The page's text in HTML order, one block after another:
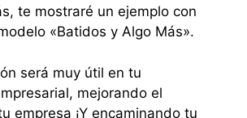
te mostraré un ejemplo con
«Batidos y Algo Más».
será muy útil en tu
mejorando el
empresa ¡Y encaminando tu